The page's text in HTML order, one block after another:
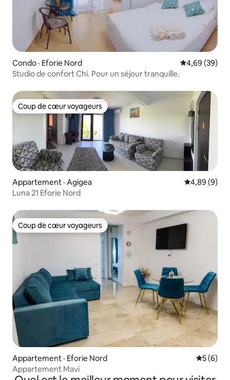
Condo · Eforie Nord Note
4,69 (39)
Studio de confort Chi. Pour un séjour tranquille.
Coup de cœur voyageurs
Coup de cœur voyageurs
Appartement · Agigea Note
4,89 (9)
Luna 21 Eforie Nord
Coup de cœur voyageurs
Coup de cœur voyageurs
Appartement · Eforie Nord Note
5 (6)
Appartement Mavi